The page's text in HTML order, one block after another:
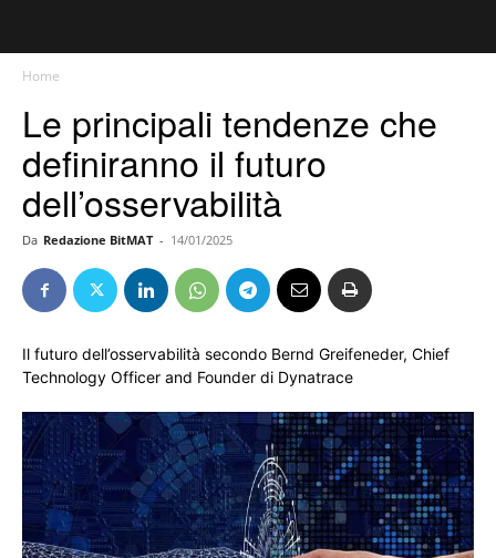
Home
Le principali tendenze che
definiranno il futuro
dell’osservabilità
Da Redazione BitMAT - 14/01/2025
Il futuro dell’osservabilità secondo Bernd Greifeneder, Chief
Technology Officer and Founder di Dynatrace